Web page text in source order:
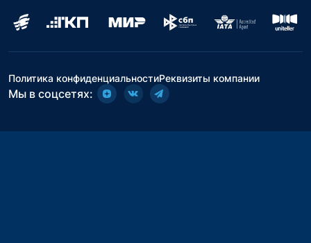
Политика конфиденциальностиРеквизиты компании
Мы в соцсетях: